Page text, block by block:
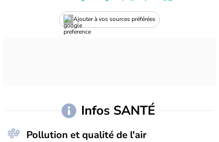
Ajouter à vos sources préférées
Infos SANTÉ
Pollution et qualité de l'air